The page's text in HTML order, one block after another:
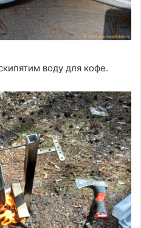
воду для кофе.